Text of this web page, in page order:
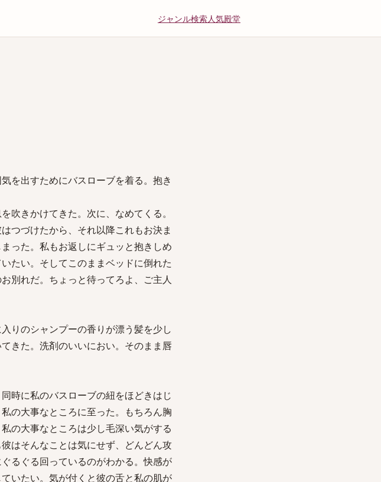
ジャンル検索人気殿堂
を出すためにバスローブを着る。抱き
吹きかけてきた。次に、なめてくる。
つづけたから、それ以降これもお決ま
った。私もお返しにギュッと抱きしめ
たい。そしてこのままベッドに倒れた
別れだ。ちょっと待ってろよ、ご主人
りのシャンプーの香りが漂う髪を少し
きた。洗剤のいいにおい。そのまま唇
時に私のバスローブの紐をほどきはじ
の大事なところに至った。もちろん胸
の大事なところは少し毛深い気がする
はそんなことは気にせず、どんどん攻
るぐる回っているのがわかる。快感が
いたい。気が付くと彼の舌と私の肌が